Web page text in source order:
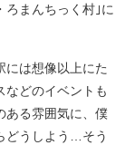
まんちっく村｣に
は想像以上にた
などのイベントも
ある雰囲気に、僕
どうしよう…そう